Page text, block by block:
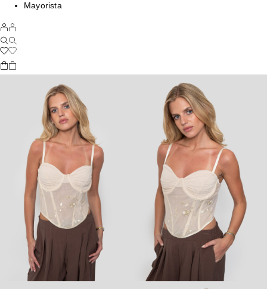
Mayorista